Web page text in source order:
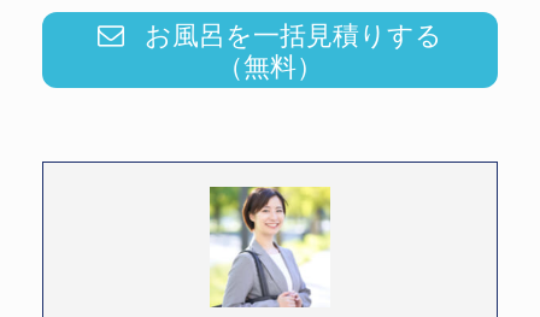
お風呂を一括見積りする
（無料）